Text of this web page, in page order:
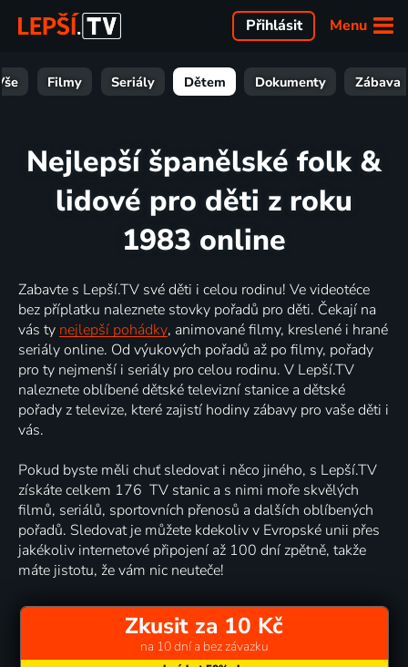
Menu
Přihlásit
Filmy Seriály Dětem Dokumenty Zábava
Nejlepší španělské folk &
lidové pro děti z roku
1983 online
Zabavte s Lepší.TV své děti i celou rodinu! Ve videotéce
bez příplatku naleznete stovky pořadů pro děti. Čekají na
vás ty nejlepší pohádky, animované filmy, kreslené i hrané
seriály online. Od výukových pořadů až po filmy, pořady
pro ty nejmenší i seriály pro celou rodinu. V Lepší.TV
naleznete oblíbené dětské televizní stanice a dětské
pořady z televize, které zajistí hodiny zábavy pro vaše děti i
vás.
Pokud byste měli chuť sledovat i něco jiného, s Lepší.TV
získáte celkem 176 TV stanic a s nimi moře skvělých
filmů, seriálů, sportovních přenosů a dalších oblíbených
pořadů. Sledovat je můžete kdekoliv v Evropské unii přes
jakékoliv internetové připojení až 100 dní zpětně, takže
máte jistotu, že vám nic neuteče!
Zkusit za 10 Kč
na 10 dní a bez závazku